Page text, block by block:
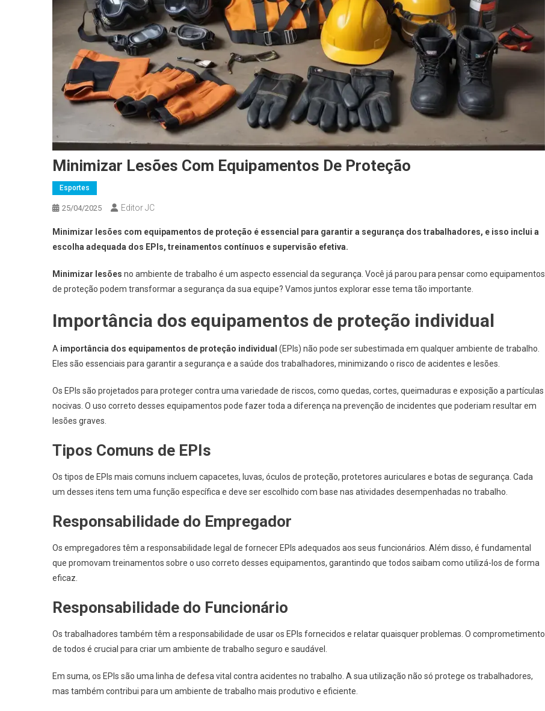
Minimizar Lesões Com Equipamentos De Proteção
Esportes
25/04/2025 Editor JC
Minimizar lesões com equipamentos de proteção é essencial para garantir a segurança dos trabalhadores, e isso inclui a
escolha adequada dos EPIs, treinamentos contínuos e supervisão efetiva.
Minimizar lesões no ambiente de trabalho é um aspecto essencial da segurança. Você já parou para pensar como equipamentos
de proteção podem transformar a segurança da sua equipe? Vamos juntos explorar esse tema tão importante.
Importância dos equipamentos de proteção individual
A importância dos equipamentos de proteção individual (EPIs) não pode ser subestimada em qualquer ambiente de trabalho.
Eles são essenciais para garantir a segurança e a saúde dos trabalhadores, minimizando o risco de acidentes e lesões.
Os EPIs são projetados para proteger contra uma variedade de riscos, como quedas, cortes, queimaduras e exposição a partículas
nocivas. O uso correto desses equipamentos pode fazer toda a diferença na prevenção de incidentes que poderiam resultar em
lesões graves.
Tipos Comuns de EPIs
Os tipos de EPIs mais comuns incluem capacetes, luvas, óculos de proteção, protetores auriculares e botas de segurança. Cada
um desses itens tem uma função específica e deve ser escolhido com base nas atividades desempenhadas no trabalho.
Responsabilidade do Empregador
Os empregadores têm a responsabilidade legal de fornecer EPIs adequados aos seus funcionários. Além disso, é fundamental
que promovam treinamentos sobre o uso correto desses equipamentos, garantindo que todos saibam como utilizá-los de forma
eficaz.
Responsabilidade do Funcionário
Os trabalhadores também têm a responsabilidade de usar os EPIs fornecidos e relatar quaisquer problemas. O comprometimento
de todos é crucial para criar um ambiente de trabalho seguro e saudável.
Em suma, os EPIs são uma linha de defesa vital contra acidentes no trabalho. A sua utilização não só protege os trabalhadores,
mas também contribui para um ambiente de trabalho mais produtivo e eficiente.